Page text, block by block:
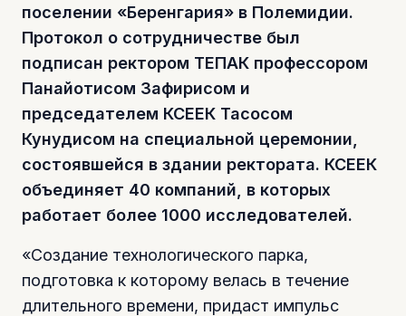
поселении «Беренгария» в Полемидии.
Протокол о сотрудничестве был
подписан ректором ТЕПАК профессором
Панайотисом Зафирисом и
председателем КСЕЕК Тасосом
Кунудисом на специальной церемонии,
состоявшейся в здании ректората. КСЕЕК
объединяет 40 компаний, в которых
работает более 1000 исследователей.
«Создание технологического парка,
подготовка к которому велась в течение
длительного времени, придаст импульс